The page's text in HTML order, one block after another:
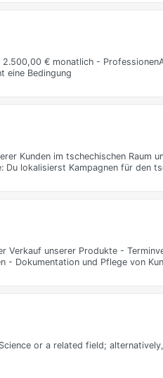
2.500,00 € monatlich -
eine Bedingung
Kunden im tschechischen Raum
Du lokalisierst Kampagnen für den
Verkauf unserer Produkte -
- Dokumentation und Pflege von
or a related field;